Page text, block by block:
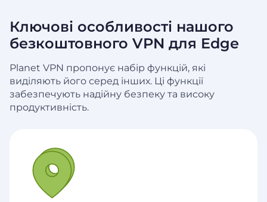
Ключові особливості нашого
безкоштовного VPN для Edge
Planet VPN пропонує набір функцій, які
виділяють його серед інших. Ці функції
забезпечують надійну безпеку та високу
продуктивність.